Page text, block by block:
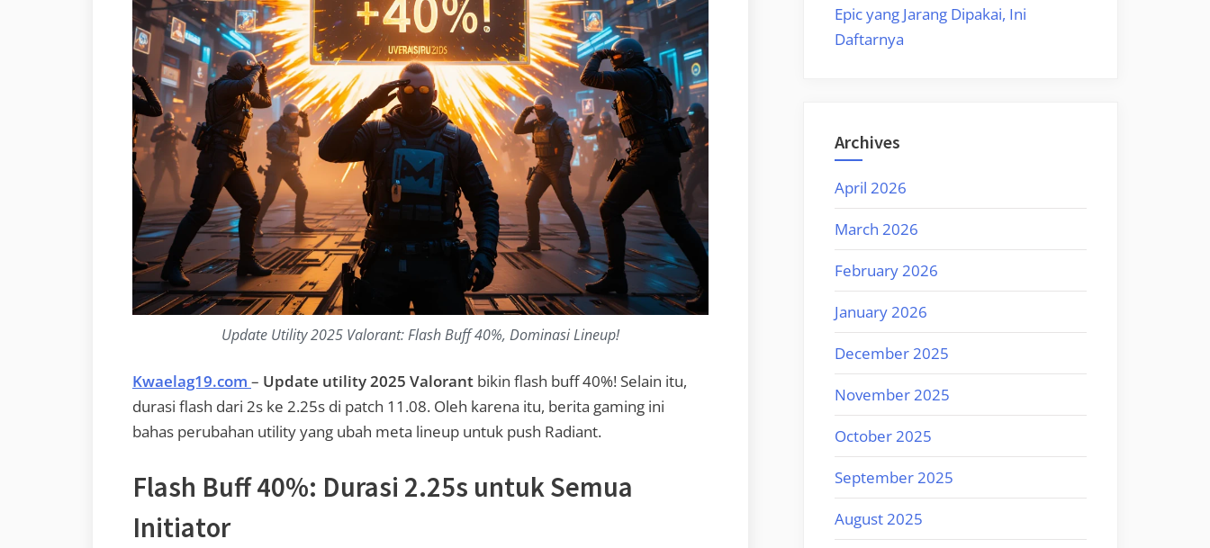
Update Utility 2025 Valorant: Flash Buff 40%, Dominasi Lineup!
Kwaelag19.com – Update utility 2025 Valorant bikin flash buff 40%! Selain itu,
durasi flash dari 2s ke 2.25s di patch 11.08. Oleh karena itu, berita gaming ini
bahas perubahan utility yang ubah meta lineup untuk push Radiant.
Flash Buff 40%: Durasi 2.25s untuk Semua
Initiator
Epic yang Jarang Dipakai, Ini
Daftarnya
Archives
April 2026
March 2026
February 2026
January 2026
December 2025
November 2025
October 2025
September 2025
August 2025